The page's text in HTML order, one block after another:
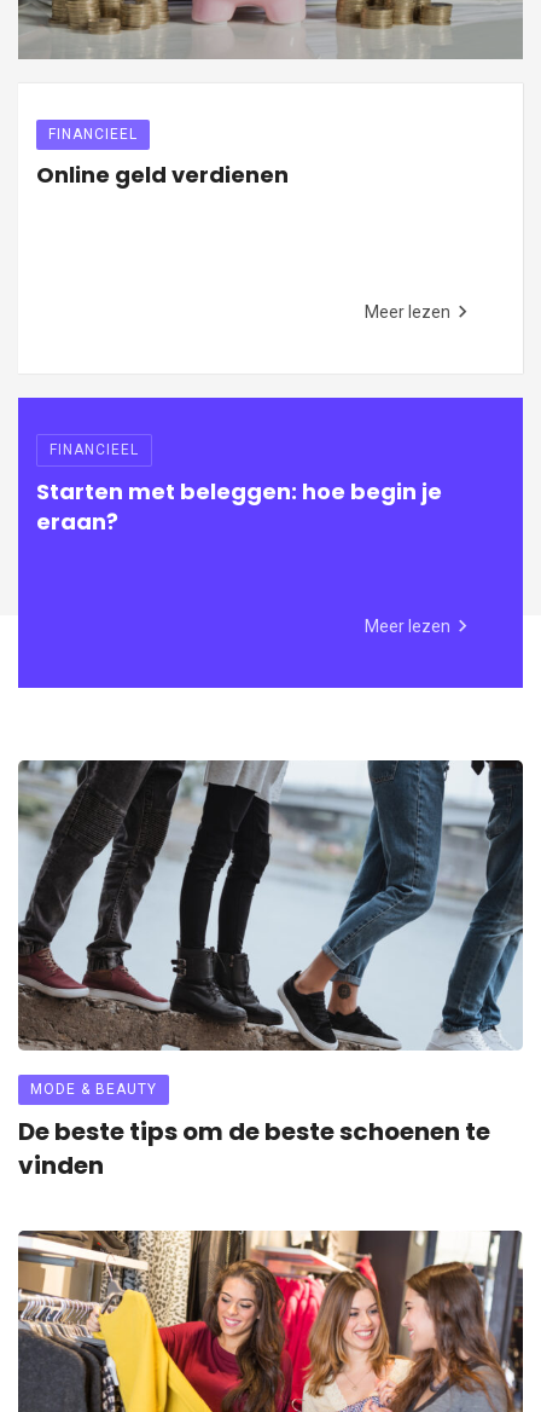
FINANCIEEL
Online geld verdienen
Meer lezen
FINANCIEEL
Starten met beleggen: hoe begin je
eraan?
Meer lezen
MODE & BEAUTY
De beste tips om de beste schoenen te
vinden